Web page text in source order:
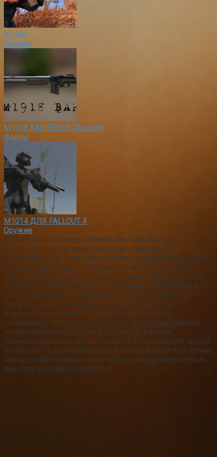
M16A3
Оружие
M1918 BAR REDUX (Russian)
Файлы
M1014 ДЛЯ FALLOUT 4
Оружие
© 2026 Скачать моды Fallout4, Фоллаут 4 моды
Когда твоя жизнь перестает играть красками,
солнечный свет почти не греет и вкус еды утратил свой
первозданный вкус, это может означать только одно -
тебя, уже как прежде, совсем не захватывает игровой
процесс любимого Fallout 4, но не спеши бросаться в
панику и думать что твоя жизнь уже не приобретет
прежний смысл, выход есть! Fallout4-mods.Ru
подготовил специально для тебя нечто новое,
уникальное, способное вернуть былой задор, сделать
путешествия по Пустоши Бостона как раньше,
увлекательными и интересными. Большой архив модов
на Фоллаут 4 и дополнений для Fallout 4 ждет тебя прямо
сейчас, зайди и найди свою яркую звезду на просторах
фан-портала Fallout4-mods.Ru!